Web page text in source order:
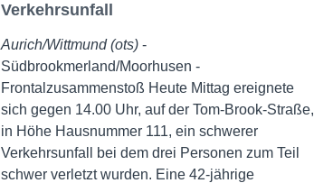
Verkehrsunfall
Aurich/Wittmund (ots)-
Südbrookmerland/Moorhusen -
Frontalzusammenstoß Heute Mittag ereignete
sich gegen 14.00 Uhr, auf der Tom-Brook-Straße,
in Höhe Hausnummer 111, ein schwerer
Verkehrsunfall bei dem drei Personen zum Teil
schwer verletzt wurden. Eine 42-jährige